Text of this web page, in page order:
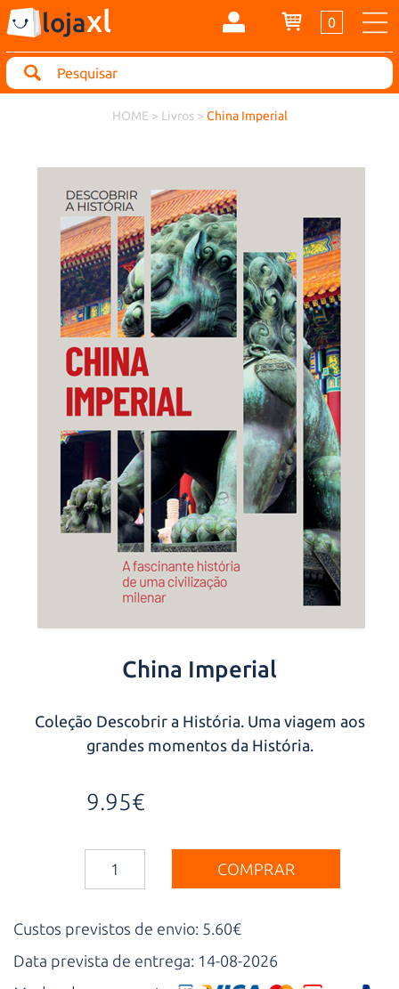
lojaxl
Search
0
HOME > Livros > China Imperial
China Imperial
Coleção Descobrir a História. Uma viagem aos
grandes momentos da História.
9.95€
COMPRAR
Custos previstos de envio: 5.60€
Data prevista de entrega: 14-08-2026